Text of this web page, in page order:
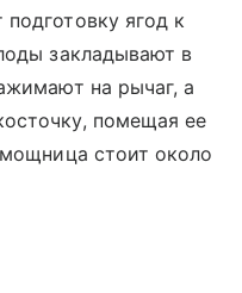
ягод к
закладывают в
на рычаг, а
помещая ее
стоит около